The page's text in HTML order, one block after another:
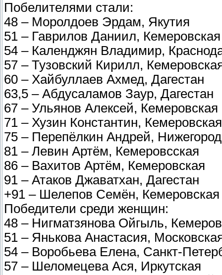
Побелителями стали:
48 – Моролдоев Эрдам, Якутия
51 – Гаврилов Даниил, Кемеровская
54 – Календжян Владимир,
57 – Тузовский Кирилл,
60 – Хайбуллаев Ахмед, Дагестан
63,5 – Абдусаламов Заур, Дагестан
67 – Ульянов Алексей, Кемеровская
71 – Хузин Константин, Кемеровская
75 – Перепёлкин Андрей,
81 – Левин Артём, Кемеровсская
86 – Вахитов Артём, Кемеровская
91 – Атаков Джаватхан, Дагестан
+91 – Шелепов Семён, Кемеровская
Победители среди женщин:
48 – Нигматзянова Ойгыль,
51 – Янькова Анастасия,
54 – Воробьева Елена, Санкт-
57 – Шеломецева Ася, Иркутская